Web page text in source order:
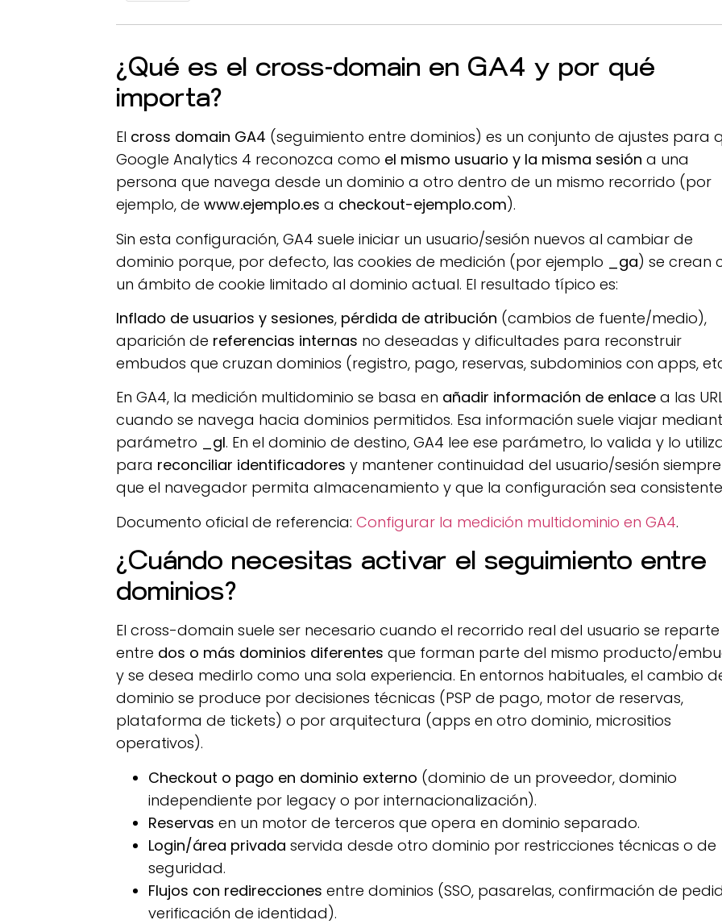
¿Qué es el cross-domain en GA4 y por qué
importa?
El cross domain GA4 (seguimiento entre dominios) es un conjunto de ajustes para
Google Analytics 4 reconozca como el mismo usuario y la misma sesión a una
persona que navega desde un dominio a otro dentro de un mismo recorrido (por
ejemplo, dewww.ejemplo.es a checkout-ejemplo.com).
Sin esta configuración, GA4 suele iniciar un usuario/sesión nuevos al cambiar de
dominio porque, por defecto, las cookies de medición (por ejemplo
_ga) se crean
un ámbito de cookie limitado al dominio actual. El resultado típico es:
Inflado de usuarios y sesiones, pérdida de atribución (cambios de fuente/medio),
aparición de referencias internas no deseadas y dificultades para reconstruir
embudos que cruzan dominios (registro, pago, reservas, subdominios con apps,
En GA4, la medición multidominio se basa en añadir información de enlace a las
cuando se navega hacia dominios permitidos. Esa información suele viajar
parámetro _gl. En el dominio de destino, GA4 lee ese parámetro, lo valida y lo
para reconciliar identificadores y mantener continuidad del usuario/sesión siempre
que el navegador permita almacenamiento y que la configuración sea
Documento oficial de referencia:Configurar la medición multidominio en GA4.
¿Cuándo necesitas activar el seguimiento entre
dominios?
El cross-domain suele ser necesario cuando el recorrido real del usuario se reparte
entre dos o más dominios diferentes que forman parte del mismo producto/
y se desea medirlo como una sola experiencia. En entornos habituales, el cambio
dominio se produce por decisiones técnicas (PSP de pago, motor de reservas,
plataforma de tickets) o por arquitectura (apps en otro dominio, micrositios
operativos).
Checkout o pago en dominio externo (dominio de un proveedor, dominio
independiente por legacy o por internacionalización).
Reservas en un motor de terceros que opera en dominio separado.
Login/área privada servida desde otro dominio por restricciones técnicas o de
seguridad.
Flujos con redirecciones entre dominios (SSO, pasarelas, confirmación de
verificación de identidad).